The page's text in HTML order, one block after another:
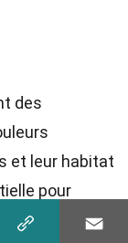
des
et leur habitat
pour
pour les